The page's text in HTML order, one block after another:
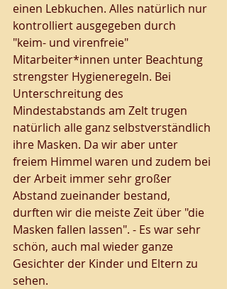
einen Lebkuchen. Alles natürlich nur
kontrolliert ausgegeben durch
"keim- und virenfreie"
Mitarbeiter*innen unter Beachtung
strengster Hygieneregeln. Bei
Unterschreitung des
Mindestabstands am Zelt trugen
natürlich alle ganz selbstverständlich
ihre Masken. Da wir aber unter
freiem Himmel waren und zudem bei
der Arbeit immer sehr großer
Abstand zueinander bestand,
durften wir die meiste Zeit über "die
Masken fallen lassen". - Es war sehr
schön, auch mal wieder ganze
Gesichter der Kinder und Eltern zu
sehen.